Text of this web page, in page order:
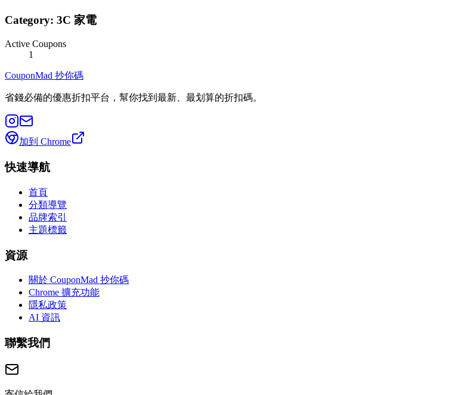
Category: 3C 家電
Active Coupons
1
CouponMad 抄你碼
省錢必備的優惠折扣平台，幫你找到最新、最划算的折扣碼。
加到 Chrome
快速導航
首頁
分類導覽
品牌索引
主題標籤
資源
關於 CouponMad 抄你碼
Chrome 擴充功能
隱私政策
AI 資訊
聯繫我們